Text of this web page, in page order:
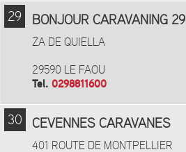
29 BONJOUR CARAVANING 29
ZA DE QUIELLA
29590 LE FAOU
Tel. 0298811600
30 CEVENNES CARAVANES
401 ROUTE DE MONTPELLIER